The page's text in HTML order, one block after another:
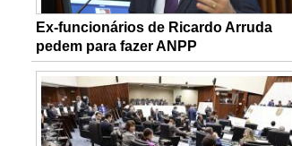
Ex-funcionários de Ricardo Arruda
pedem para fazer ANPP